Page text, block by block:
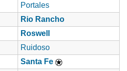
Portales
Rio Rancho
Roswell
Ruidoso
Santa Fe